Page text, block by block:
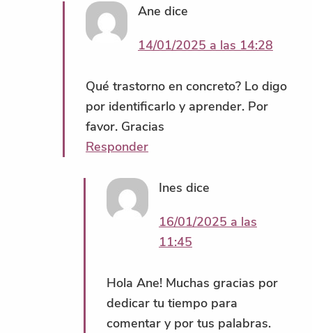
Ane dice
14/01/2025 a las 14:28
Qué trastorno en concreto? Lo digo
por identificarlo y aprender. Por
favor. Gracias
Responder
Ines dice
16/01/2025 a las
11:45
Hola Ane! Muchas gracias por
dedicar tu tiempo para
comentar y por tus palabras.